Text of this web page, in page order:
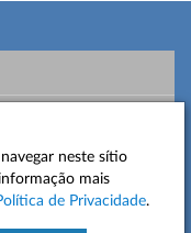
neste sítio
mais
de Privacidade.